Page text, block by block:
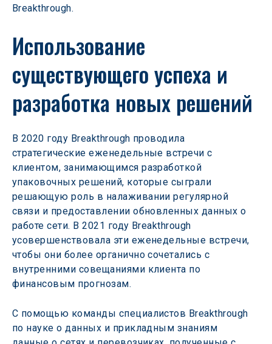
Breakthrough.
Использование
существующего успеха и
разработка новых решений
В 2020 году Breakthrough проводила
стратегические еженедельные встречи с
клиентом, занимающимся разработкой
упаковочных решений, которые сыграли
решающую роль в налаживании регулярной
связи и предоставлении обновленных данных о
работе сети. В 2021 году Breakthrough
усовершенствовала эти еженедельные встречи,
чтобы они более органично сочетались с
внутренними совещаниями клиента по
финансовым прогнозам.
С помощью команды специалистов Breakthrough
по науке о данных и прикладным знаниям